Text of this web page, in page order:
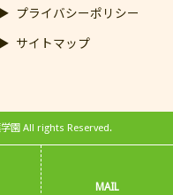
プライバシーポリシー
サイトマップ
園 All rights Reserved.
MAIL